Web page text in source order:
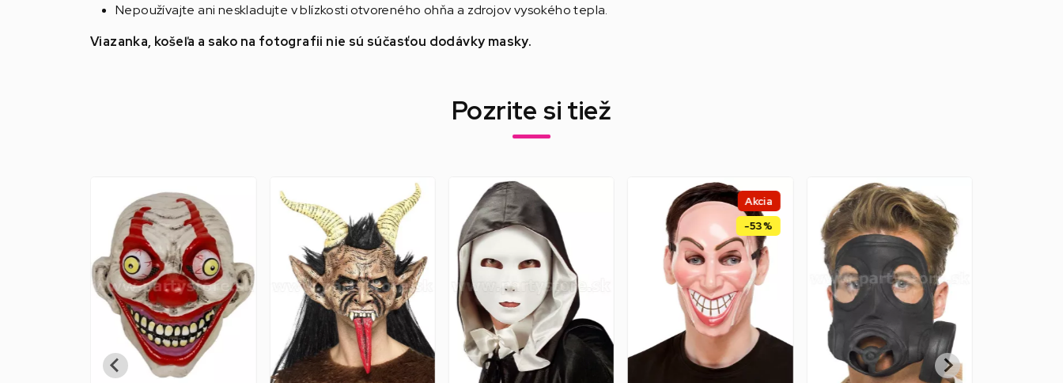
Nepoužívajte ani neskladujte v blízkosti otvoreného ohňa a zdrojov vysokého tepla.
Viazanka, košeľa a sako na fotografii nie sú súčasťou dodávky masky.
Pozrite si tiež
Akcia
-53%